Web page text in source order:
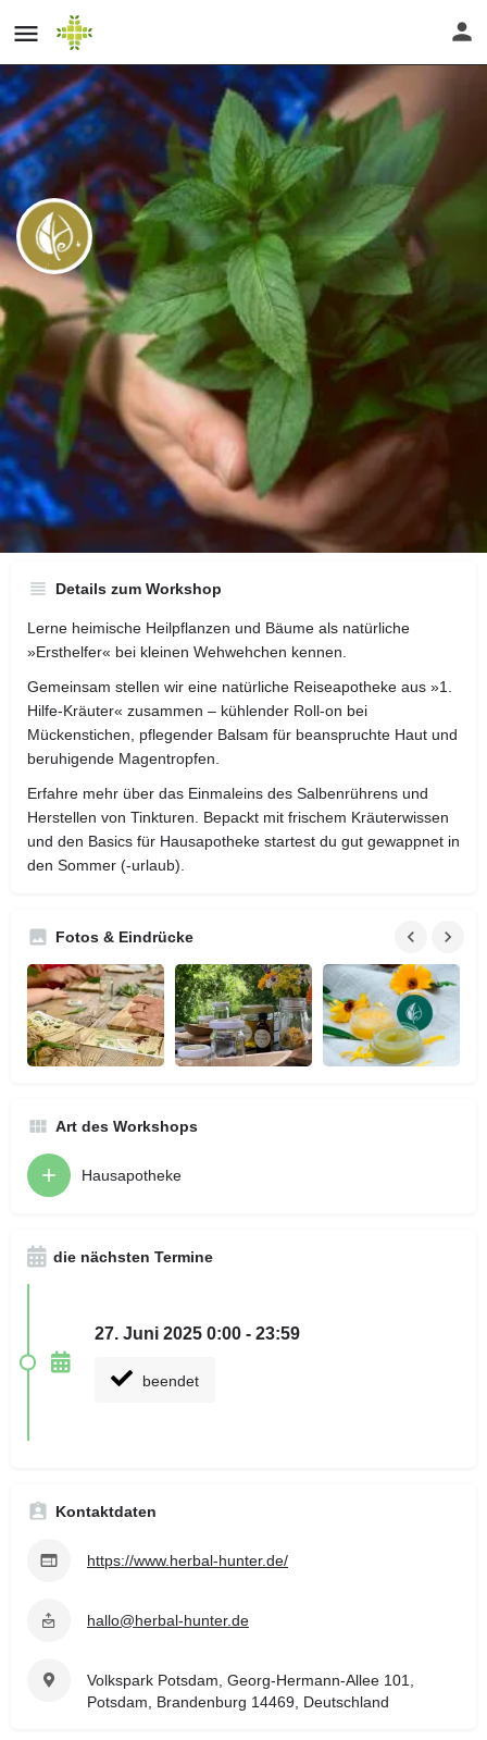
wilde Hausapotheke – Sommer
Edition
Direktnachricht senden
Profil Bewertungen
Direktnachricht senden zur Webseite
Details zum Workshop
Lerne heimische Heilpflanzen und Bäume als natürliche
»Ersthelfer« bei kleinen Wehwehchen kennen.
Gemeinsam stellen wir eine natürliche Reiseapotheke aus »1.
Hilfe-Kräuter« zusammen – kühlender Roll-on bei
Mückenstichen, pflegender Balsam für beanspruchte Haut und
beruhigende Magentropfen.
Erfahre mehr über das Einmaleins des Salbenrührens und
Herstellen von Tinkturen. Bepackt mit frischem Kräuterwissen
und den Basics für Hausapotheke startest du gut gewappnet in
den Sommer (-urlaub).
Fotos & Eindrücke
Art des Workshops
Hausapotheke
die nächsten Termine
27. Juni 2025 0:00 - 23:59
beendet
Kontaktdaten
https://www.herbal-hunter.de/
hallo@herbal-hunter.de
Volkspark Potsdam, Georg-Hermann-Allee 101,
Potsdam, Brandenburg 14469, Deutschland